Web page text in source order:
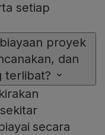
setiap
proyek
dan
terlibat?
secara